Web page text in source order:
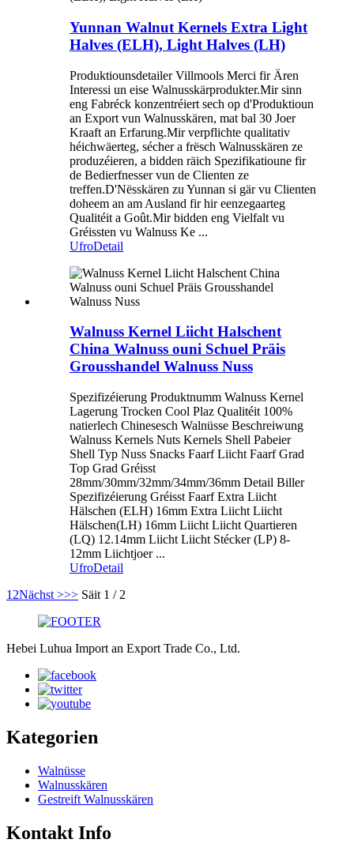
Yunnan Walnut Kernels Extra Light
Halves (ELH), Light Halves (LH)
Produktiounsdetailer Villmools Merci fir Ären
Interessi un eise Walnusskärprodukter.Mir sinn
eng Fabréck konzentréiert sech op d'Produktioun
an Export vun Walnusskären, mat bal 30 Joer
Kraaft an Erfarung.Mir verpflichte qualitativ
héichwäerteg, sécher a frësch Walnusskären ze
produzéieren, a bidden räich Spezifikatioune fir
de Bedierfnesser vun de Clienten ze
treffen.D'Nësskären zu Yunnan si gär vu Clienten
doheem an am Ausland fir hir eenzegaarteg
Qualitéit a Goût.Mir bidden eng Vielfalt vu
Gréissten vu Walnuss Ke ...
UfroDetail
Walnuss Kernel Liicht Halschent
China Walnuss ouni Schuel Präis
Grousshandel Walnuss Nuss
Spezifizéierung Produktnumm Walnuss Kernel
Lagerung Trocken Cool Plaz Qualitéit 100%
natierlech Chinesesch Walnüsse Beschreiwung
Walnuss Kernels Nuts Kernels Shell Pabeier
Shell Typ Nuss Snacks Faarf Liicht Faarf Grad
Top Grad Gréisst
28mm/30mm/32mm/34mm/36mm Detail Biller
Spezifizéierung Gréisst Faarf Extra Liicht
Hälschen (ELH) 16mm Extra Liicht Liicht
Hälschen(LH) 16mm Liicht Liicht Quartieren
(LQ) 12.14mm Liicht Liicht Stécker (LP) 8-
12mm Liichtjoer ...
UfroDetail
1 2Nächst >>> Säit 1 / 2
Hebei Luhua Import an Export Trade Co., Ltd.
Kategorien
Walnüsse
Walnusskären
Gestreift Walnusskären
Kontakt Info